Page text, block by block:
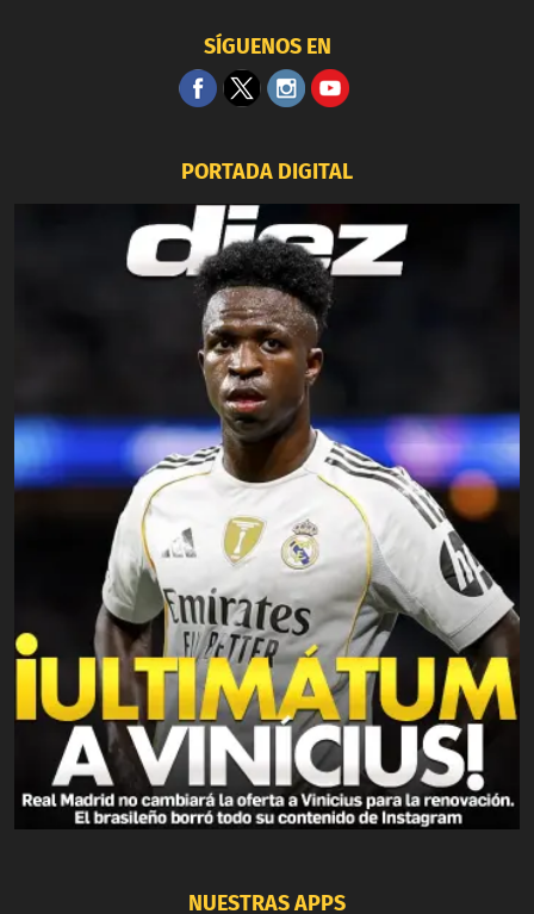
SÍGUENOS EN
PORTADA DIGITAL
NUESTRAS APPS